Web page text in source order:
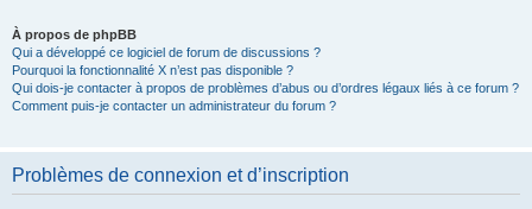
À propos de phpBB
Qui a développé ce logiciel de forum de discussions ?
Pourquoi la fonctionnalité X n’est pas disponible ?
Qui dois-je contacter à propos de problèmes d’abus ou d’ordres légaux liés à ce forum ?
Comment puis-je contacter un administrateur du forum ?
Problèmes de connexion et d’inscription